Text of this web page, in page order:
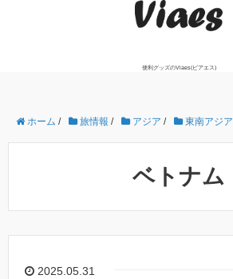
便利グッズのViaes(ビアエス)
ホーム / 旅情報 / アジア / 東南アジア
ベトナム
2025.05.31